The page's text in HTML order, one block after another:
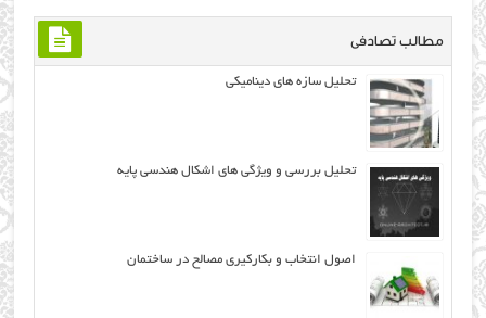
مطالب تصادفی
تحلیل سازه های ديناميکی
تحلیل بررسی و ويژگي هاي اشكال هندسي پايه
اصول انتخاب و بکارکیری مصالح در ساختمان